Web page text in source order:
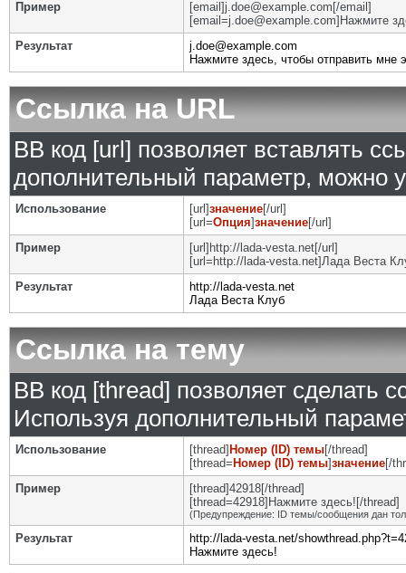
Пример
[email]j.doe@example.com[/email]
[email=j.doe@example.com]Нажмите
Результат
j.doe@example.com
Нажмите здесь, чтобы отправить мне
Ссылка на URL
BB код [url] позволяет вставлять
дополнительный параметр, можно
Использование [url]значение[/url]
[url=Опция]значение[/url]
Пример
[url]http://lada-vesta.net[/url]
[url=http://lada-vesta.net]Лада Веста
Результат
http://lada-vesta.net
Лада Веста Клуб
Ссылка на тему
BB код [thread] позволяет сделать
Используя дополнительный
Использование [thread] Номер (ID) темы[/thread]
[thread= Номер (ID) темы]значение[/
Пример
[thread]42918[/thread]
[thread=42918]Нажмите здесь![/thread]
(Предупреждение: ID темы/сообщения дан
Результат
http://lada-vesta.net/
Нажмите здесь!